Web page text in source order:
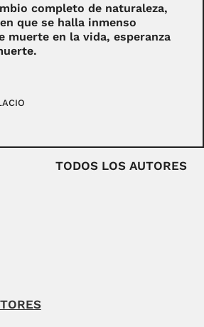
completo de naturaleza,
que se halla inmenso
muerte en la vida, esperanza
TODOS LOS AUTORES